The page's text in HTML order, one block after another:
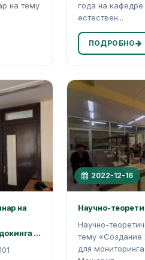
на тему
года на
естествен...
ПОДРОБНО
на
...
2022-12-16
Научно-
Научно-
тему «Создание
для